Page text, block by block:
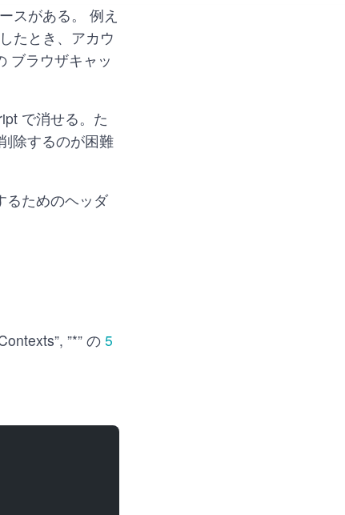
スがある。 例え
たとき、アカウ
ブラウザキャッ
で消せる。た
除するのが困難
るためのヘッダ
”*” の 5